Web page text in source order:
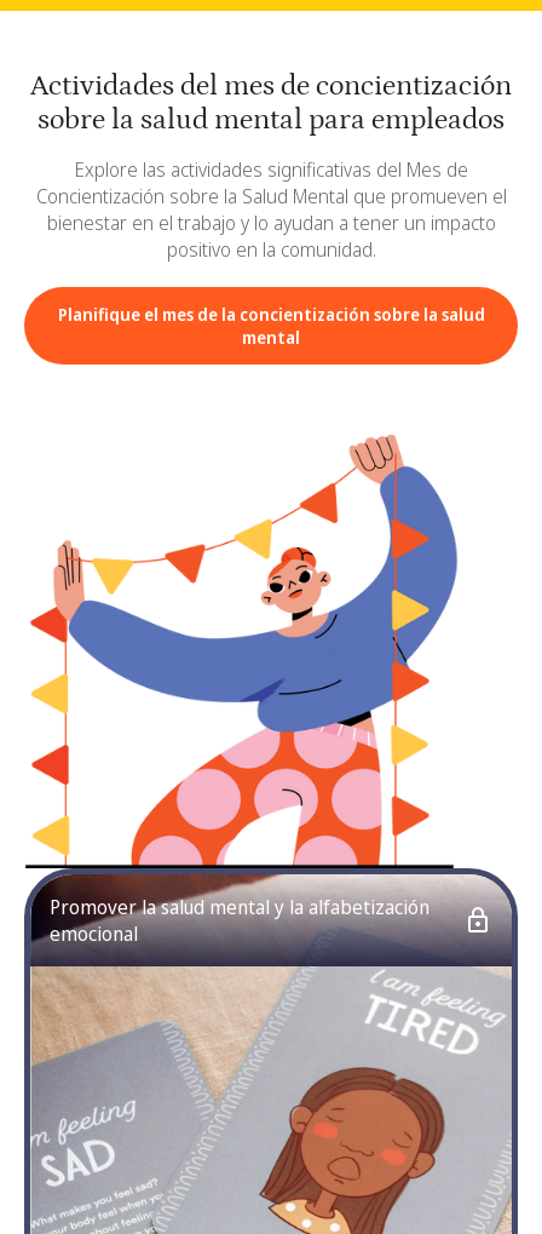
Actividades del mes de concientización
sobre la salud mental para empleados
Explore las actividades significativas del Mes de
Concientización sobre la Salud Mental que promueven el
bienestar en el trabajo y lo ayudan a tener un impacto
positivo en la comunidad.
Planifique el mes de la concientización sobre la salud
mental
Promover la salud mental y la alfabetización
emocional